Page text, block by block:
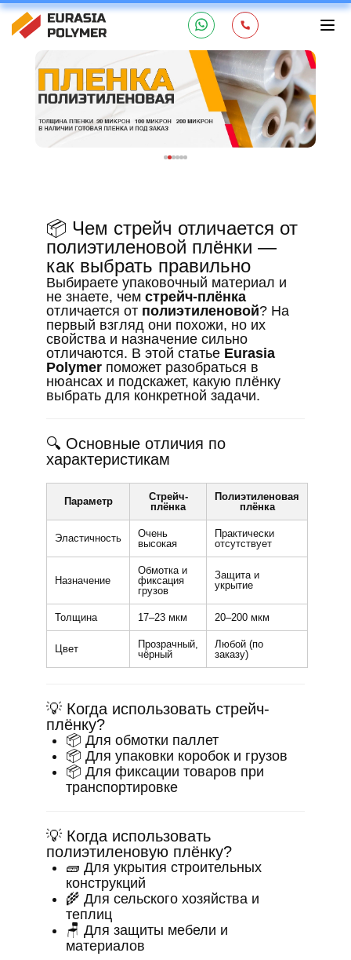
📦 Чем стрейч отличается от
полиэтиленовой плёнки —
как выбрать правильно
Выбираете упаковочный материал и
не знаете, чем стрейч-плёнка
отличается от полиэтиленовой? На
первый взгляд они похожи, но их
свойства и назначение сильно
отличаются. В этой статье Eurasia
Polymer поможет разобраться в
нюансах и подскажет, какую плёнку
выбрать для конкретной задачи.
🔍 Основные отличия по
характеристикам
Параметр
Стрейч-
плёнка
Полиэтиленовая
плёнка
Эластичность
Очень
высокая
Практически
отсутствует
Назначение
Обмотка и
фиксация
грузов
Защита и
укрытие
Толщина 17–23 мкм 20–200 мкм
Цвет
Прозрачный,
чёрный
Любой (по
заказу)
💡 Когда использовать стрейч-
плёнку?
📦 Для обмотки паллет
📦 Для упаковки коробок и грузов
📦 Для фиксации товаров при
транспортировке
💡 Когда использовать
полиэтиленовую плёнку?
🧱 Для укрытия строительных
конструкций
🌾 Для сельского хозяйства и
теплиц
🪑 Для защиты мебели и
материалов